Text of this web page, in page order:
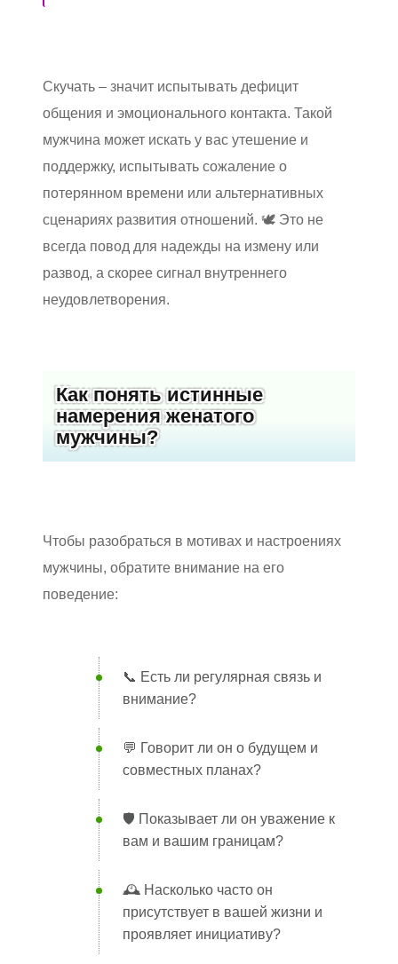
Скучать – значит испытывать дефицит
общения и эмоционального контакта. Такой
мужчина может искать у вас утешение и
поддержку, испытывать сожаление о
потерянном времени или альтернативных
сценариях развития отношений. 🕊️ Это не
всегда повод для надежды на измену или
развод, а скорее сигнал внутреннего
неудовлетворения.
Как понять истинные
намерения женатого
мужчины?
Чтобы разобраться в мотивах и настроениях
мужчины, обратите внимание на его
поведение:
📞 Есть ли регулярная связь и
внимание?
💬 Говорит ли он о будущем и
совместных планах?
🛡️ Показывает ли он уважение к
вам и вашим границам?
🕰️ Насколько часто он
присутствует в вашей жизни и
проявляет инициативу?